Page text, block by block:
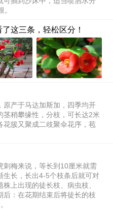
这三条，轻松区分！
原产于马达加斯加，四季均开
稍攀缘性，分枝，可长达2米
花簇又聚成二歧聚伞花序，苞
刺梅来说，等长到10厘米就需
生长，长出4-5个枝条后就可对
上出现的徒长枝、病虫枝、
后：在花期结束后将徒长的枝